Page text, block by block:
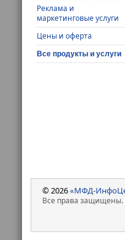
Реклама и
маркетинговые услуги
Цены и оферта
Все продукты и услуги
© 2026«МФД-
Все права защищены.